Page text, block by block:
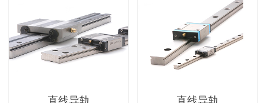
直线导轨 直线导轨